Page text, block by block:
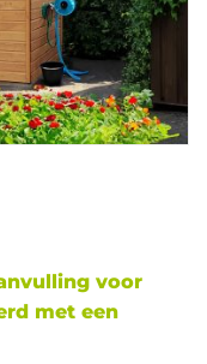
voor
met een